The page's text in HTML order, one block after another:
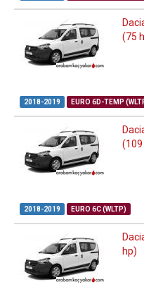
(75
2018-2019 EURO 6D-TEMP
(109
2018-2019 EURO 6C (WLTP)
hp)